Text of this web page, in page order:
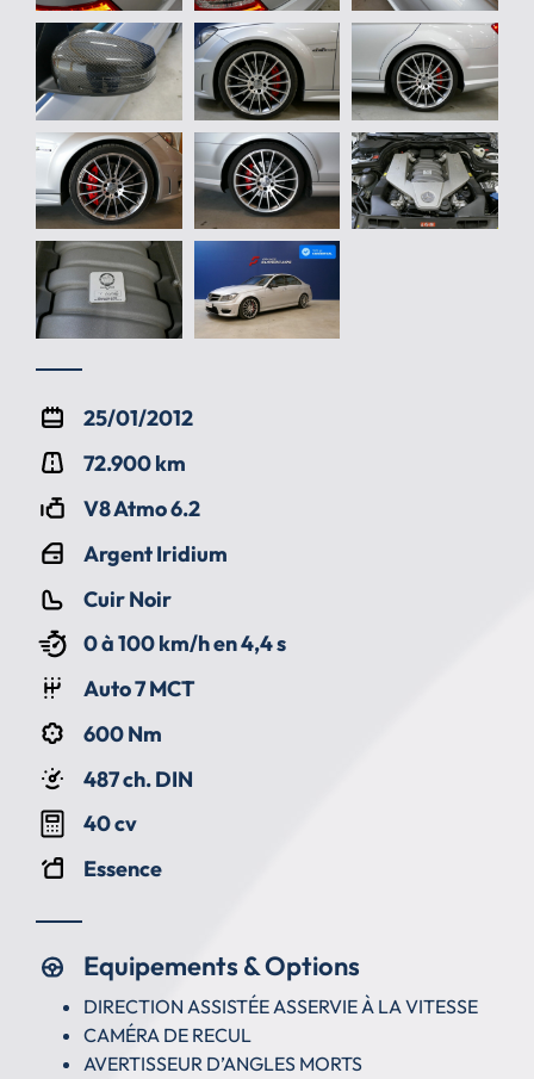
25/01/2012
72.900 km
V8 Atmo 6.2
Argent Iridium
Cuir Noir
0 à 100 km/h en 4,4 s
Auto 7 MCT
600 Nm
487 ch. DIN
40 cv
Essence
Equipements & Options
DIRECTION ASSISTÉE ASSERVIE À LA VITESSE
CAMÉRA DE RECUL
AVERTISSEUR D’ANGLES MORTS